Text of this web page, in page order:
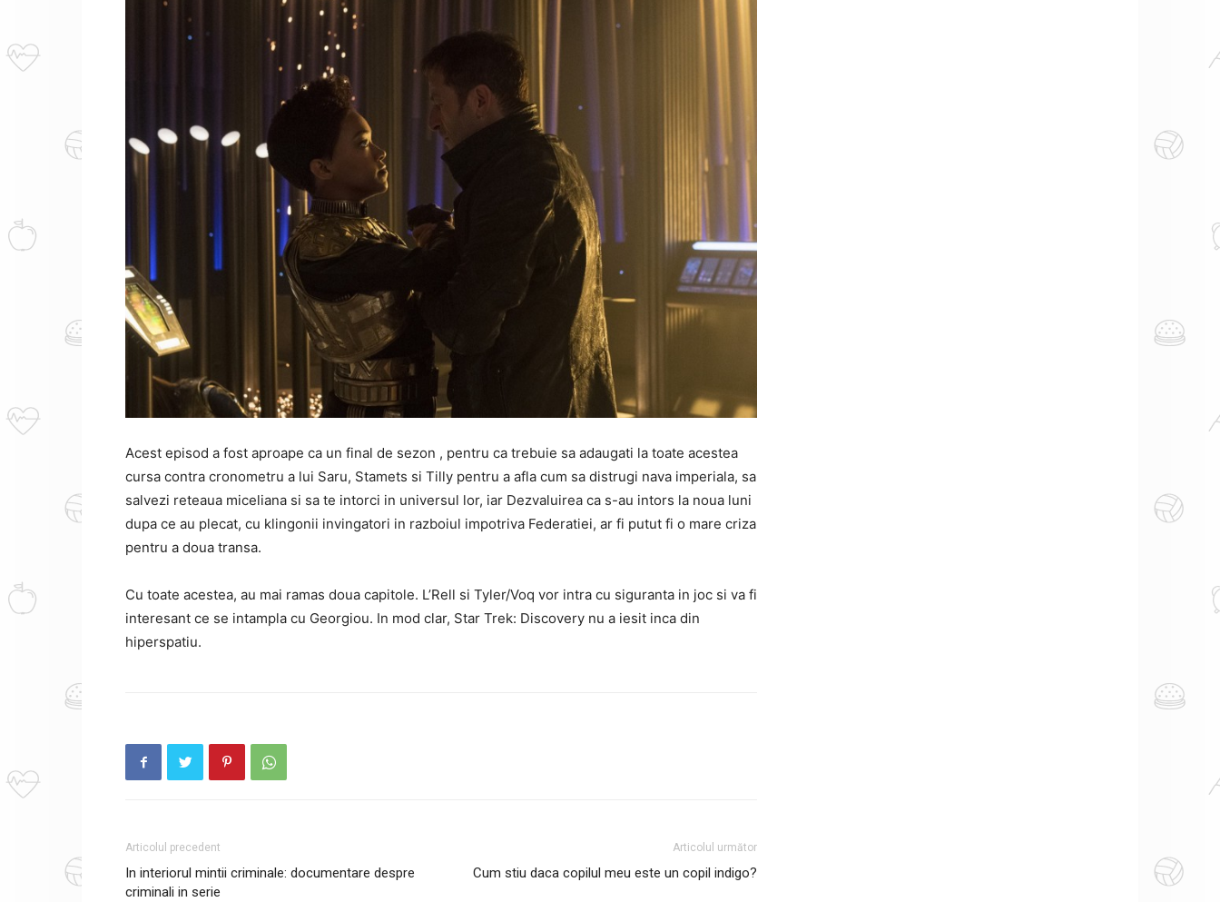
Acest episod a fost aproape ca un final de sezon , pentru ca trebuie sa adaugati la toate acestea
cursa contra cronometru a lui Saru, Stamets si Tilly pentru a afla cum sa distrugi nava imperiala, sa
salvezi reteaua miceliana si sa te intorci in universul lor, iar Dezvaluirea ca s-au intors la noua luni
dupa ce au plecat, cu klingonii invingatori in razboiul impotriva Federatiei, ar fi putut fi o mare criza
pentru a doua transa.
Cu toate acestea, au mai ramas doua capitole. L’Rell si Tyler/Voq vor intra cu siguranta in joc si va fi
interesant ce se intampla cu Georgiou. In mod clar, Star Trek: Discovery nu a iesit inca din
hiperspatiu.
Articolul precedent
In interiorul mintii criminale: documentare despre
criminali in serie
Articolul următor
Cum stiu daca copilul meu este un copil indigo?